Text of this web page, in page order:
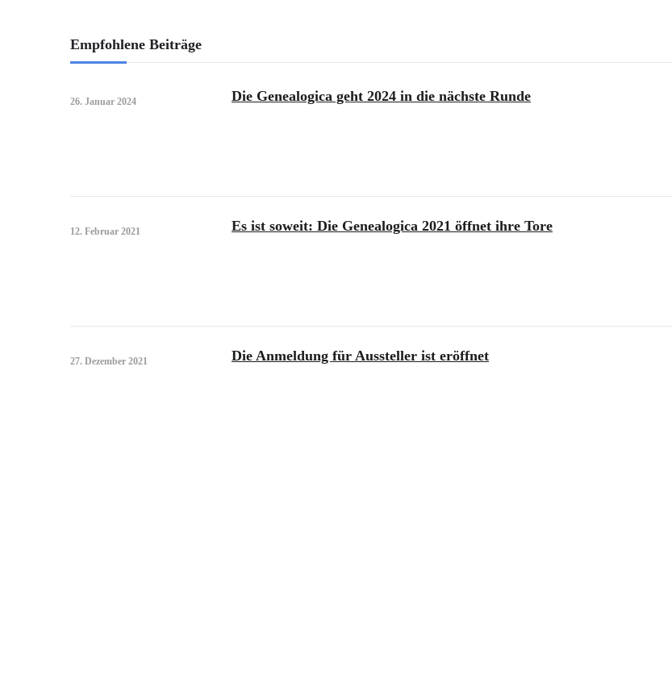
Empfohlene Beiträge
26. Januar 2024 Die Genealogica geht 2024 in die nächste Runde
12. Februar 2021 Es ist soweit: Die Genealogica 2021 öffnet ihre Tore
27. Dezember 2021 Die Anmeldung für Aussteller ist eröffnet